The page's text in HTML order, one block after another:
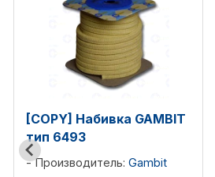
[COPY] Набивка GAMBIT
тип 6493
Производитель: Gambit